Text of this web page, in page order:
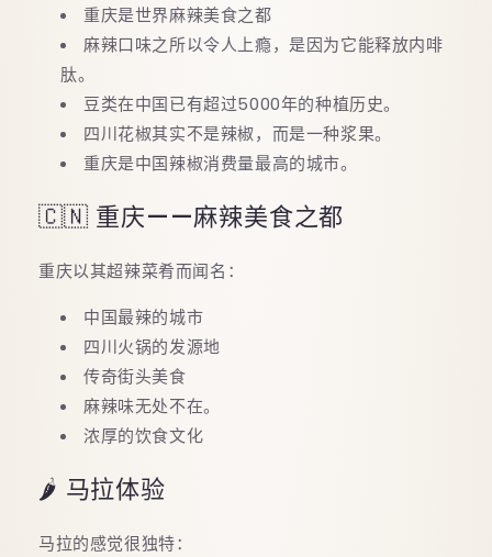
重庆是世界麻辣美食之都
麻辣口味之所以令人上瘾，是因为它能释放内啡
肽。
豆类在中国已有超过5000年的种植历史。
四川花椒其实不是辣椒，而是一种浆果。
重庆是中国辣椒消费量最高的城市。
🇨🇳 重庆——麻辣美食之都
重庆以其超辣菜肴而闻名：
中国最辣的城市
四川火锅的发源地
传奇街头美食
麻辣味无处不在。
浓厚的饮食文化
🌶️ 马拉体验
马拉的感觉很独特：